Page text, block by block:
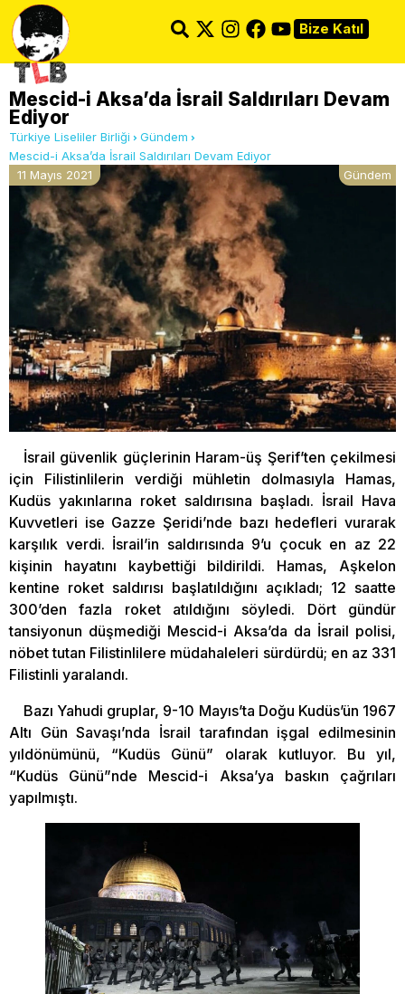
Bize Katıl
Mescid-i Aksa’da İsrail Saldırıları Devam
Ediyor
Türkiye Liseliler Birliği
Gündem
Mescid-i Aksa’da İsrail Saldırıları Devam Ediyor
11 Mayıs 2021
Gündem
İsrail güvenlik güçlerinin Haram-üş Şerif’ten çekilmesi
için Filistinlilerin verdiği mühletin dolmasıyla Hamas,
Kudüs yakınlarına roket saldırısına başladı. İsrail Hava
Kuvvetleri ise Gazze Şeridi’nde bazı hedefleri vurarak
karşılık verdi. İsrail’in saldırısında 9’u çocuk en az 22
kişinin hayatını kaybettiği bildirildi. Hamas, Aşkelon
kentine roket saldırısı başlatıldığını açıkladı; 12 saatte
300’den fazla roket atıldığını söyledi. Dört gündür
tansiyonun düşmediği Mescid-i Aksa’da da İsrail polisi,
nöbet tutan Filistinlilere müdahaleleri sürdürdü; en az 331
Filistinli yaralandı.
Bazı Yahudi gruplar, 9-10 Mayıs’ta Doğu Kudüs’ün 1967
Altı Gün Savaşı’nda İsrail tarafından işgal edilmesinin
yıldönümünü, “Kudüs Günü” olarak kutluyor. Bu yıl,
“Kudüs Günü”nde Mescid-i Aksa’ya baskın çağrıları
yapılmıştı.